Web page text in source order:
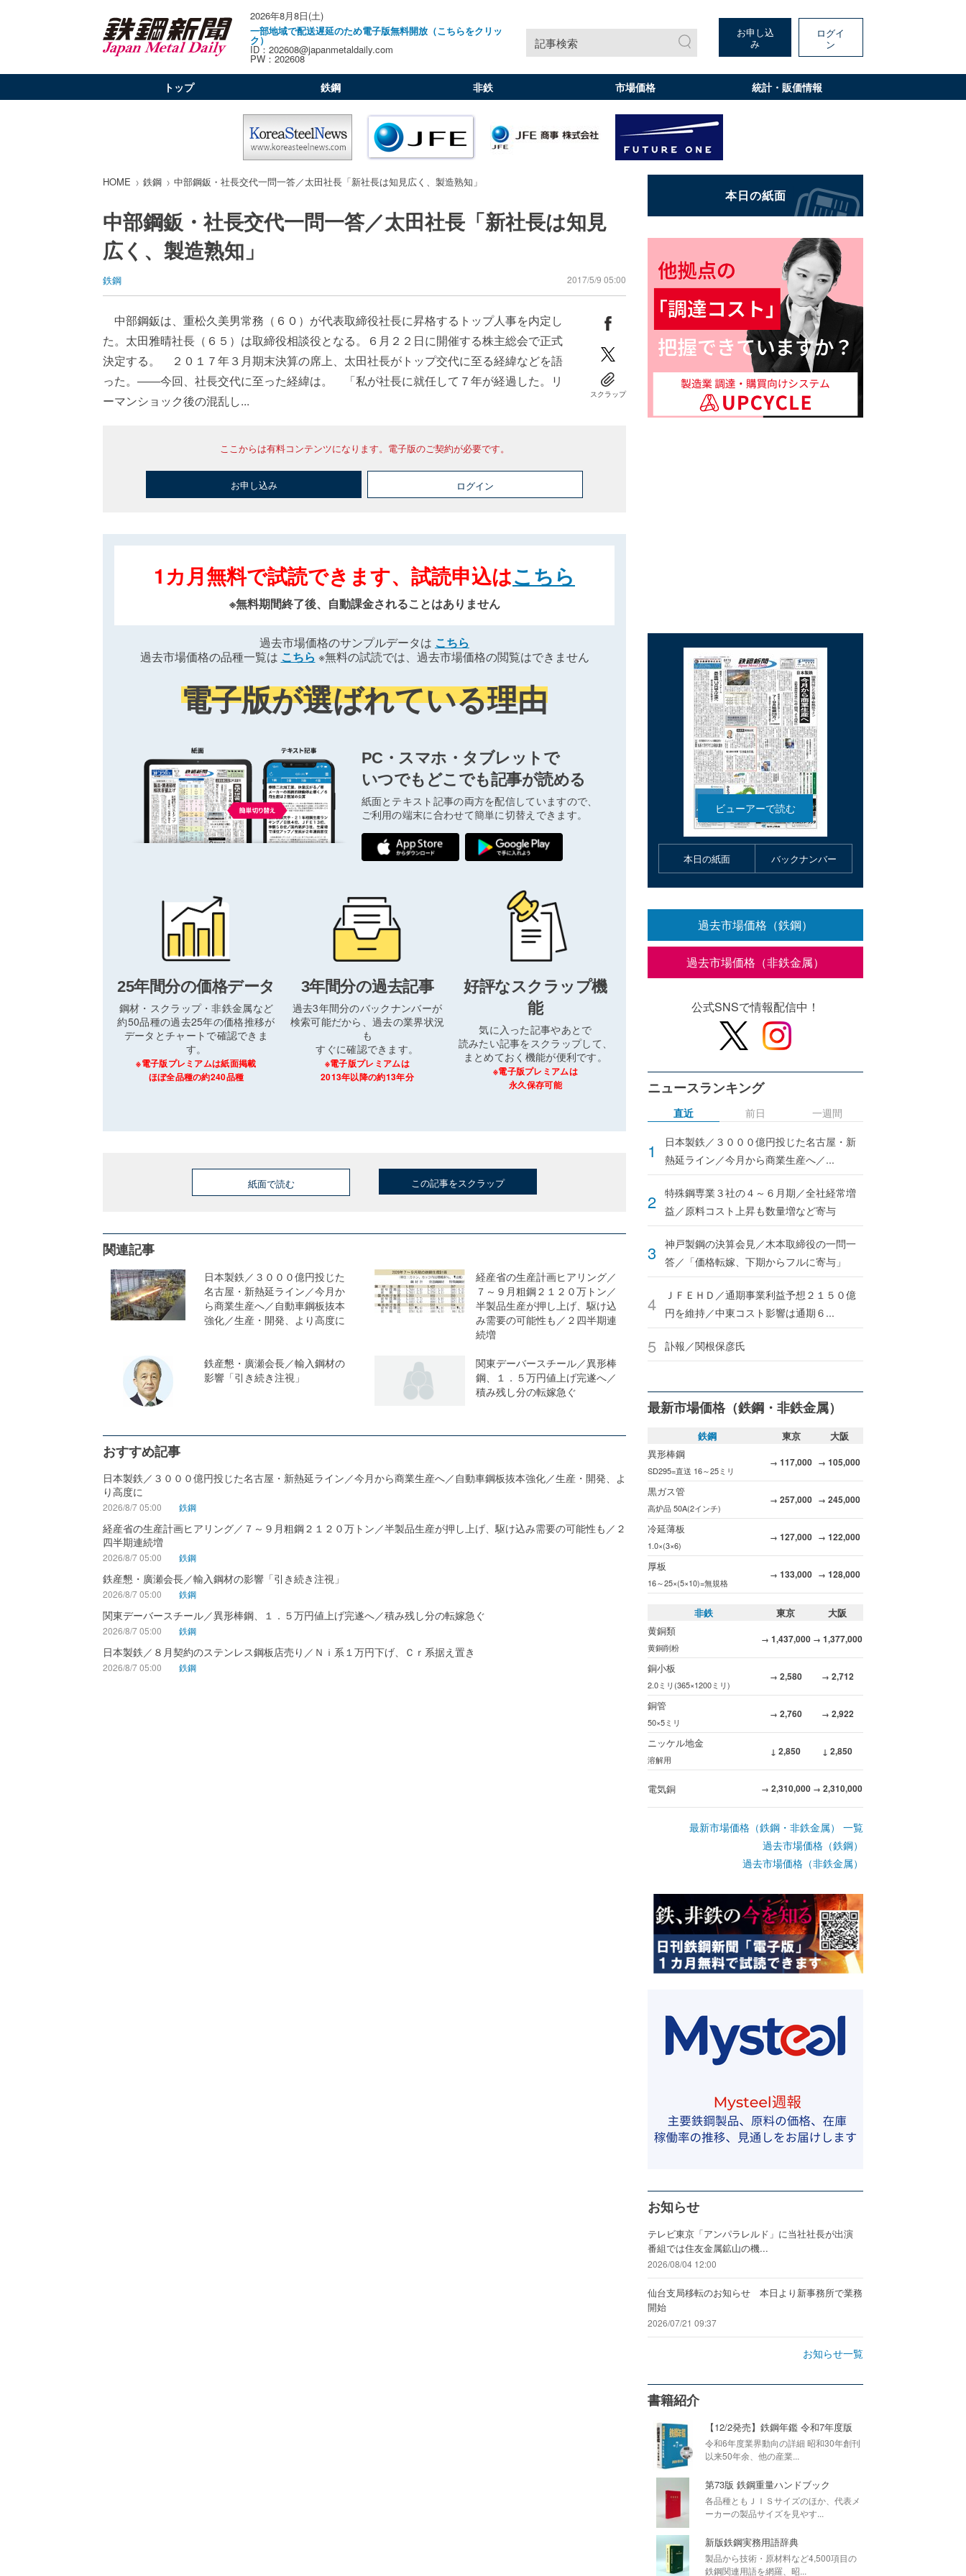
2026年8月8日(土)
一部地域で配送遅延のため電子版無料開放（こちらをクリッ
ク）
ID：202608@japanmetaldaily.com
PW：202608
記事検索
お申し込
み
ログイ
ン
トップ 鉄鋼 非鉄 市場価格 統計・販価情報
HOME 鉄鋼 中部鋼鈑・社長交代一問一答／太田社長「新社長は知見広く、製造熟知」
中部鋼鈑・社長交代一問一答／太田社長「新社長は知見
広く、製造熟知」
鉄鋼 2017/5/9 05:00
中部鋼鈑は、重松久美男常務（６０）が代表取締役社長に昇格するトップ人事を内定し
た。太田雅晴社長（６５）は取締役相談役となる。６月２２日に開催する株主総会で正式
決定する。 ２０１７年３月期末決算の席上、太田社長がトップ交代に至る経緯などを語
った。――今回、社長交代に至った経緯は。 「私が社長に就任して７年が経過した。リ
ーマンショック後の混乱し...
スクラップ
ここからは有料コンテンツになります。電子版のご契約が必要です。
お申し込み ログイン
1カ月無料で試読できます、試読申込はこちら
※無料期間終了後、自動課金されることはありません
過去市場価格のサンプルデータは こちら
過去市場価格の品種一覧は こちら ※無料の試読では、過去市場価格の閲覧はできません
電子版が選ばれている理由
PC・スマホ・タブレットで
いつでもどこでも記事が読める
紙面とテキスト記事の両方を配信していますので、
ご利用の端末に合わせて簡単に切替えできます。
25年間分の価格データ
鋼材・スクラップ・非鉄金属など
約50品種の過去25年の価格推移が
データとチャートで確認できま
す。
※電子版プレミアムは紙面掲載
ほぼ全品種の約240品種
3年間分の過去記事
過去3年間分のバックナンバーが
検索可能だから、過去の業界状況
も
すぐに確認できます。
※電子版プレミアムは
2013年以降の約13年分
好評なスクラップ機
能
気に入った記事やあとで
読みたい記事をスクラップして、
まとめておく機能が便利です。
※電子版プレミアムは
永久保存可能
紙面で読む この記事をスクラップ
関連記事
日本製鉄／３０００億円投じた
名古屋・新熱延ライン／今月か
ら商業生産へ／自動車鋼板抜本
強化／生産・開発、より高度に
経産省の生産計画ヒアリング／
７～９月粗鋼２１２０万トン／
半製品生産が押し上げ、駆け込
み需要の可能性も／２四半期連
続増
鉄産懇・廣瀬会長／輸入鋼材の
影響「引き続き注視」
関東デーバースチール／異形棒
鋼、１．５万円値上げ完遂へ／
積み残し分の転嫁急ぐ
おすすめ記事
日本製鉄／３０００億円投じた名古屋・新熱延ライン／今月から商業生産へ／自動車鋼板抜本強化／生産・開発、よ
り高度に
2026/8/7 05:00 鉄鋼
経産省の生産計画ヒアリング／７～９月粗鋼２１２０万トン／半製品生産が押し上げ、駆け込み需要の可能性も／２
四半期連続増
2026/8/7 05:00 鉄鋼
鉄産懇・廣瀬会長／輸入鋼材の影響「引き続き注視」
2026/8/7 05:00 鉄鋼
関東デーバースチール／異形棒鋼、１．５万円値上げ完遂へ／積み残し分の転嫁急ぐ
2026/8/7 05:00 鉄鋼
日本製鉄／８月契約のステンレス鋼板店売り／Ｎｉ系１万円下げ、Ｃｒ系据え置き
2026/8/7 05:00 鉄鋼
本日の紙面 バックナンバー
過去市場価格（鉄鋼）
過去市場価格（非鉄金属）
公式SNSで情報配信中！
ニュースランキング
直近
日本製鉄／３０００億円投じた名古屋・新
熱延ライン／今月から商業生産へ／...
特殊鋼専業３社の４～６月期／全社経常増
益／原料コスト上昇も数量増など寄与
神戸製鋼の決算会見／木本取締役の一問一
答／「価格転嫁、下期からフルに寄与」
ＪＦＥＨＤ／通期事業利益予想２１５０億
円を維持／中東コスト影響は通期６...
訃報／関根保彦氏
前日 一週間
最新市場価格（鉄鋼・非鉄金属）
鉄鋼 東京
大阪
異形棒鋼
SD295=直送 16～25ミリ
→ 117,000 → 105,000
黒ガス管
高炉品 50A(2インチ)
→ 257,000 → 245,000
冷延薄板
1.0×(3×6)
→ 127,000 → 122,000
厚板
16～25×(5×10)=無規格
→ 133,000 → 128,000
非鉄 東京
大阪
黄銅類
黄銅削粉
→ 1,437,000 → 1,377,000
銅小板
2.0ミリ(365×1200ミリ)
→ 2,580 → 2,712
銅管
50×5ミリ
→ 2,760 → 2,922
ニッケル地金
溶解用
↓ 2,850 ↓ 2,850
電気銅 → 2,310,000 → 2,310,000
最新市場価格（鉄鋼・非鉄金属） 一覧
過去市場価格（鉄鋼）
過去市場価格（非鉄金属）
お知らせ
テレビ東京「アンパラレルド」に当社社長が出演
番組では住友金属鉱山の機...
2026/08/04 12:00
仙台支局移転のお知らせ 本日より新事務所で業務
開始
2026/07/21 09:37
お知らせ一覧
書籍紹介
【12/2発売】鉄鋼年鑑 令和7年度版
令和6年度業界動向の詳細 昭和30年創刊
以来50年余、他の産業...
第73版 鉄鋼重量ハンドブック
各品種ともＪＩＳサイズのほか、代表メ
ーカーの製品サイズを見やす...
新版鉄鋼実務用語辞典
製品から技術・原材料など4,500項目の
鉄鋼関連用語を網羅、昭...